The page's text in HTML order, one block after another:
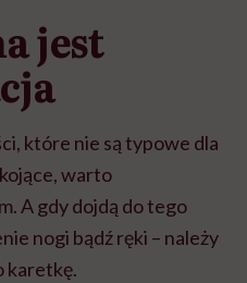
jest
ci, które nie sątypowe dla
ące, warto
A gdy dojdą do tego
nogi bądźręki – należy
karetkę.